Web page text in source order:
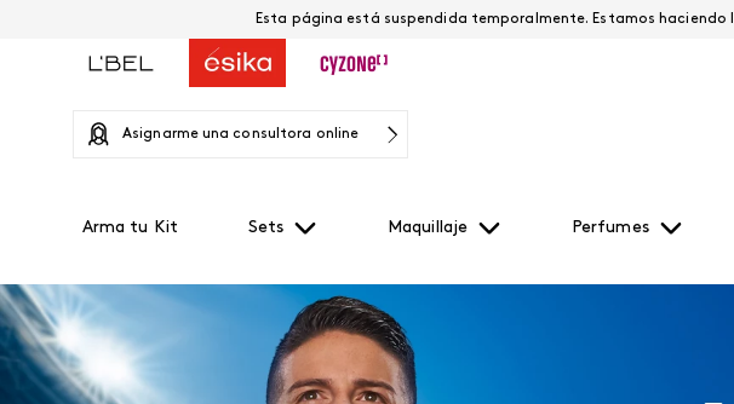
Asignarme una consultora online
Arma tu Kit Sets Maquillaje Perfumes